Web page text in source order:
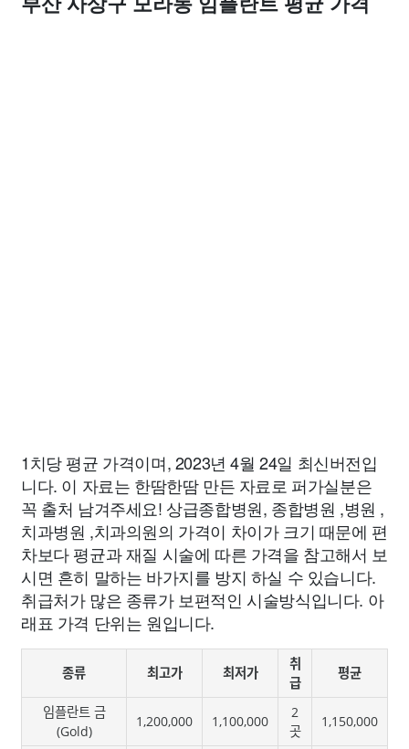
1치당 평균 가격이며, 2023년 4월 24일 최신버전입
니다. 이 자료는 한땀한땀 만든 자료로 퍼가실분은
꼭 출처 남겨주세요! 상급종합병원, 종합병원 ,병원 ,
치과병원 ,치과의원의 가격이 차이가 크기 때문에 편
차보다 평균과 재질 시술에 따른 가격을 참고해서 보
시면 흔히 말하는 바가지를 방지 하실 수 있습니다.
취급처가 많은 종류가 보편적인 시술방식입니다. 아
래표 가격 단위는 원입니다.
종류 최고가 최저가
취
급
평균
임플란트 금
(Gold)
1,200,000 1,100,000
2
곳
1,150,000